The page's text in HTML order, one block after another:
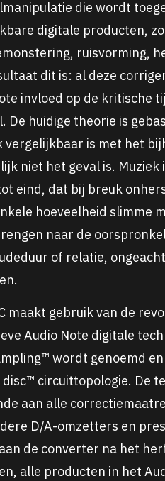
die wordt
digitale producten,
ruisvorming,
dit is: al deze
invloed op de kritische
De huidige theorie is
vergelijkbaar is met het
niet het geval is.
eind, dat bij breuk
hoeveelheid slimme
naar de
of relatie,
maakt gebruik van de
Audio Note digitale
wordt genoemd
disc™ circuittopologie. De
aan alle
D/A-omzetters en
de converter na het
alle producten in het